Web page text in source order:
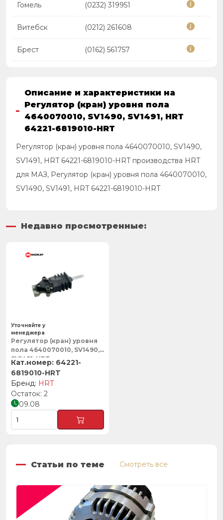
Гомель (0232) 319951
Витебск (0212) 261608
Брест (0162) 561757
Описание и характеристики на
Регулятор (кран) уровня пола
4640070010, SV1490, SV1491, HRT
64221-6819010-HRT
Регулятор (кран) уровня пола 4640070010, SV1490,
SV1491, HRT 64221-6819010-HRT производства HRT
для МАЗ, Регулятор (кран) уровня пола 4640070010,
SV1490, SV1491, HRT 64221-6819010-HRT
Недавно просмотренные:
Регулятор (кран) уровня
пола 4640070010, SV1490,
SV1491, HRT
64221-
6819010-HRT
HRT
2
09.08
Уточняйте у
менеджера
Статьи по теме Смотреть все